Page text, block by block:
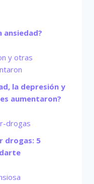
ansiedad?
la depresión y
aumentaron?
drogas: 5